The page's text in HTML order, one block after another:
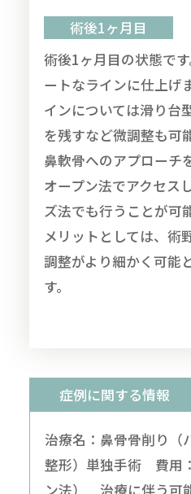
術後1ヶ月目
術後1ヶ月目の状態で
ートなラインに仕上げ
インについては滑り台
を残すなど微調整も可
鼻軟骨へのアプローチ
オープン法でアクセス
ズ法でも行うことが可
メリットとしては、術
調整がより細かく可能
す。
症例に関する情報
治療名：鼻骨骨削り（
整形）単独手術 費用